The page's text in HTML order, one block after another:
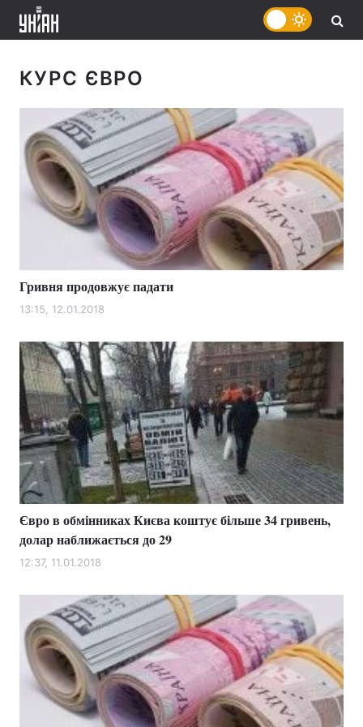
КУРС ЄВРО
Гривня продовжує падати
13:15, 12.01.2018
Євро в обмінниках Києва коштує більше 34 гривень,
долар наближається до 29
12:37, 11.01.2018